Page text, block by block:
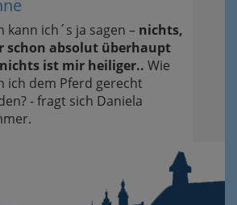
kann ich´s ja sagen – nichts,
schon absolut überhaupt
ist mir heiliger.. Wie
ich dem Pferd gerecht
- fragt sich Daniela